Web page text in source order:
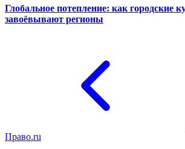
Глобальное потепление: как городские
завоёвывают регионы
Право.ru